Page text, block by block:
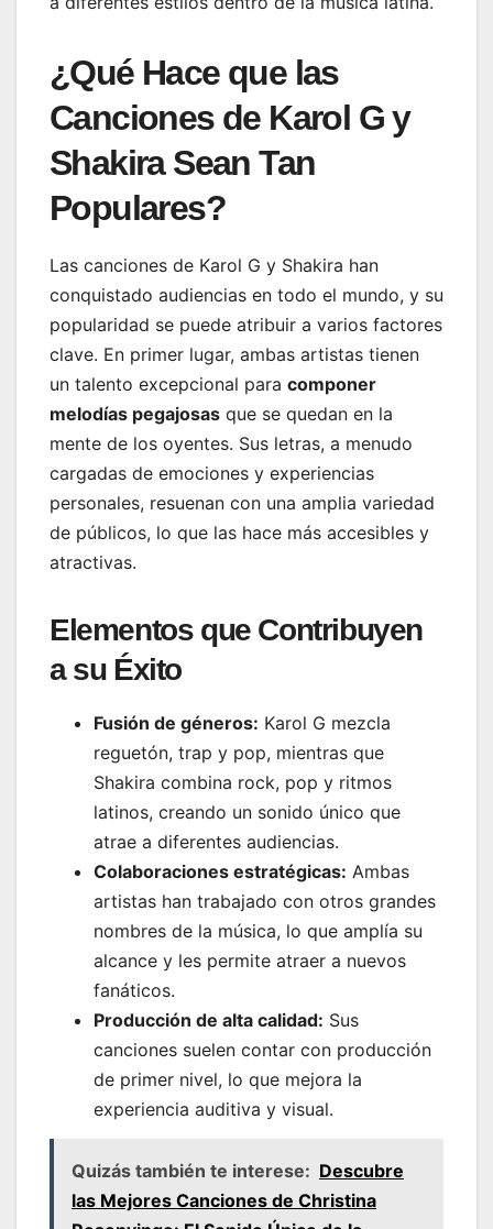
¿Qué Hace que las
Canciones de Karol G y
Shakira Sean Tan
Populares?
Las canciones de Karol G y Shakira han
conquistado audiencias en todo el mundo, y su
popularidad se puede atribuir a varios factores
clave. En primer lugar, ambas artistas tienen
un talento excepcional para componer
melodías pegajosas que se quedan en la
mente de los oyentes. Sus letras, a menudo
cargadas de emociones y experiencias
personales, resuenan con una amplia variedad
de públicos, lo que las hace más accesibles y
atractivas.
Elementos que Contribuyen
a su Éxito
Fusión de géneros: Karol G mezcla
reguetón, trap y pop, mientras que
Shakira combina rock, pop y ritmos
latinos, creando un sonido único que
atrae a diferentes audiencias.
Colaboraciones estratégicas: Ambas
artistas han trabajado con otros grandes
nombres de la música, lo que amplía su
alcance y les permite atraer a nuevos
fanáticos.
Producción de alta calidad: Sus
canciones suelen contar con producción
de primer nivel, lo que mejora la
experiencia auditiva y visual.
Quizás también te interese: Descubre
las Mejores Canciones de Christina